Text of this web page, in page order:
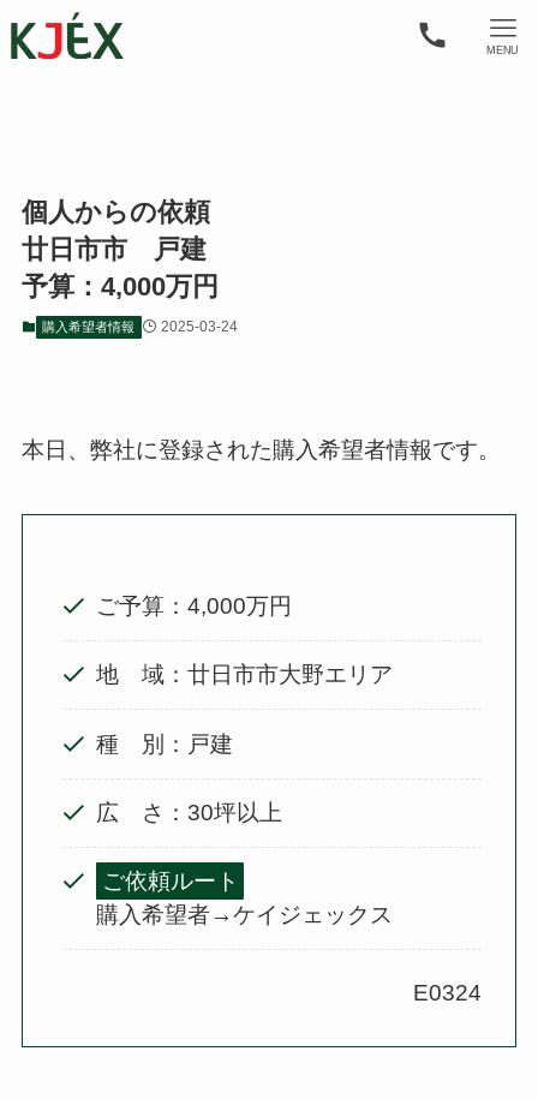
MENU
個人からの依頼
廿日市市 戸建
予算：4,000万円
購入希望者情報 2025-03-24
本日、弊社に登録された購入希望者情報です。
ご予算：4,000万円
地 域：廿日市市大野エリア
種 別：戸建
広 さ：30坪以上
ご依頼ルート
購入希望者→ケイジェックス
E0324